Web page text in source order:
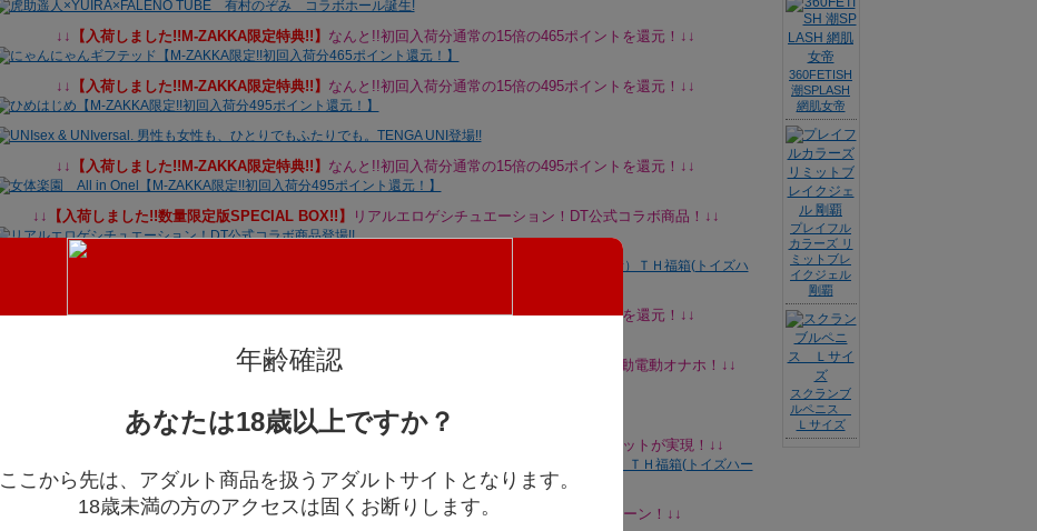
年齢確認
あなたは18歳以上ですか？
ここから先は、アダルト商品を扱うアダルトサイトとなります。
18歳未満の方のアクセスは固くお断りします。
↓↓ 【入荷しました!!M-ZAKKA限定特典!!】 なんと!!初回入荷分通常の15倍の465ポイントを還元！↓↓
↓↓ 【入荷しました!!M-ZAKKA限定特典!!】 なんと!!初回入荷分通常の15倍の495ポイントを還元！↓↓
↓↓ 【入荷しました!!M-ZAKKA限定特典!!】 なんと!!初回入荷分通常の15倍の495ポイントを還元！↓↓
↓↓ 【入荷しました!!数量限定版SPECIAL BOX!!】 リアルエロゲシチュエーション！DT公式コラボ商品！↓↓
↓↓【入荷しました!!M-ZAKKA限定特典!!】なんと!!初回入荷分通常の15倍の315ポイントを還元！↓↓
【入荷しました!!M-ZAKKAオリジナル!!】持ちやすくストレスフリーで遊べるピストン＆振動電動オナホ！↓↓
トイズハートさんの熱い協力のもと大特価使い比べセットが実現！↓↓
↓↓【入荷しました!!店舗限定特典!!】虎助遥人先生イラストチェキプレゼントキャンペーン！↓↓
360FETISH
潮SPLASH
網肌女帝
プレイフル
カラーズ リ
ミットブレ
イクジェル
剛覇
スクランブ
ルペニス
Ｌサイズ